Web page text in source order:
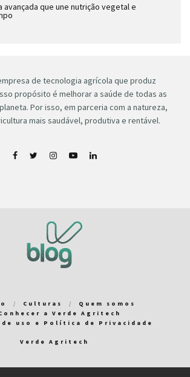
avançada que une nutrição vegetal e
de tecnologia agrícola que produz
propósito é melhorar a saúde de todas as
Por isso, em parceria com a natureza,
mais saudável, produtiva e rentável.
Culturas
Quem somos
a Verde Agritech
de uso e Política de Privacidade
Verde Agritech